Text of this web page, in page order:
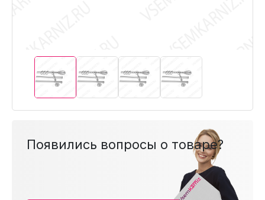
Появились вопросы о товаре?